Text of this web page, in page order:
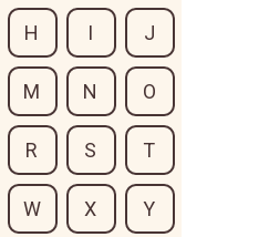
H I J
M N O
R S T
W X Y